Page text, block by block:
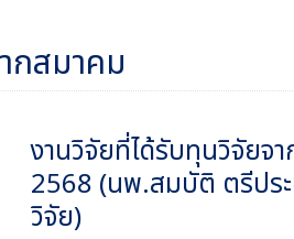
กสมาคม
งานวิจัยที่ได้รับทุนวิจัยจ
2568 (นพ.สมบัติ ตรีประ
วิจัย)